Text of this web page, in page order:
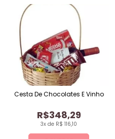
3x de R$ 116,10
R$348,29
Cesta De Chocolates E Vinho